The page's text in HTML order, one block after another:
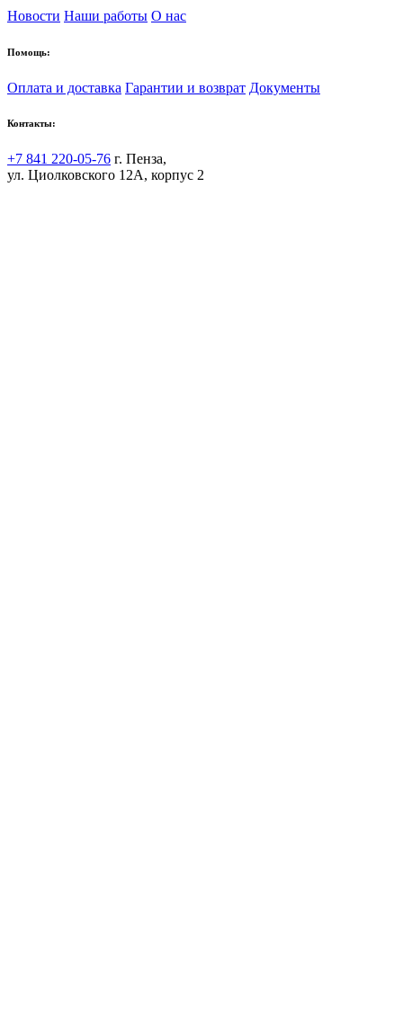
Новости Наши работы О нас
Помощь:
Оплата и доставка Гарантии и возврат Документы
Контакты:
+7 841 220-05-76 г. Пенза,
ул. Циолковского 12А, корпус 2